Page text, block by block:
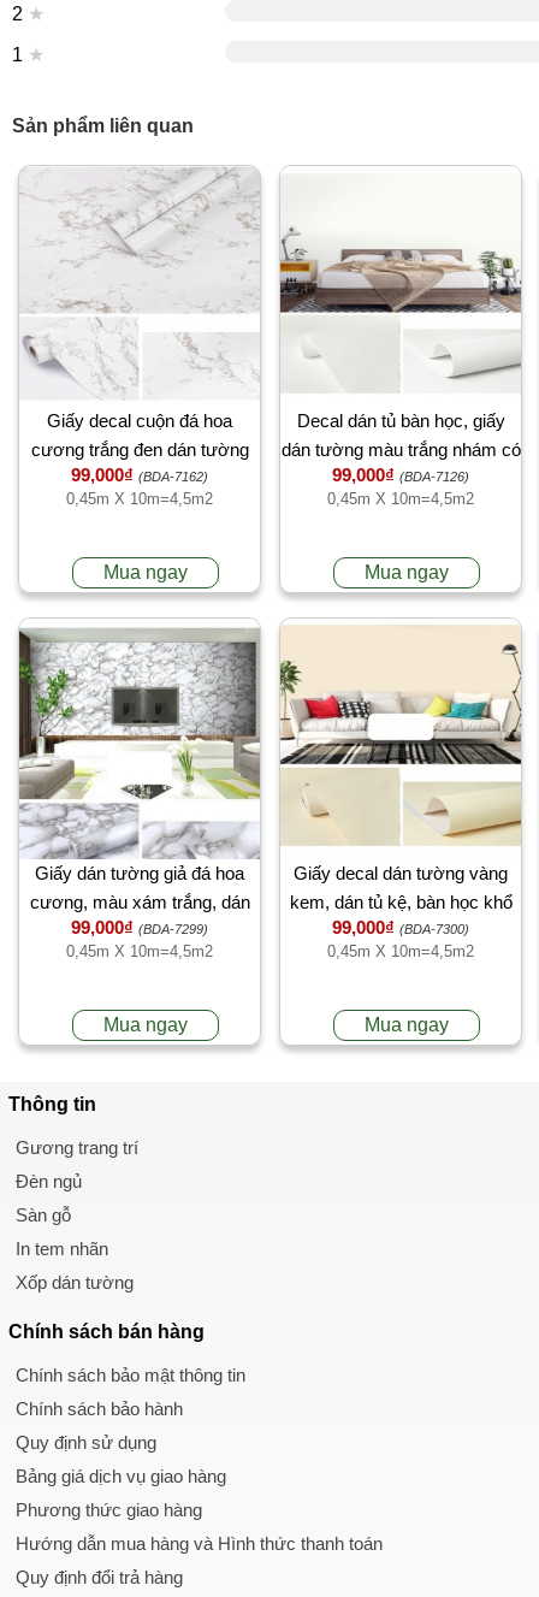
2 ★
1 ★
Sản phẩm liên quan
Giấy decal cuộn đá hoa
cương trắng đen dán tường
bàn tủ kệ 45cm x 10m
99,000₫ (BDA-7162)
0,45m X 10m=4,5m2
Mua ngay
Decal dán tủ bàn học, giấy
dán tường màu trắng nhám có
họa tiết vân đẹp, chống nước,
rộng 45cm dài 10 mét
99,000₫ (BDA-7126)
0,45m X 10m=4,5m2
Mua ngay
Giấy dán tường giả đá hoa
cương, màu xám trắng, dán
tường văn phòng công ty, cao
cấp tại TPHCM
99,000₫ (BDA-7299)
0,45m X 10m=4,5m2
Mua ngay
Giấy decal dán tường vàng
kem, dán tủ kệ, bàn học khổ
45cm x 10 mét
99,000₫ (BDA-7300)
0,45m X 10m=4,5m2
Mua ngay
Thông tin
Gương trang trí
Đèn ngủ
Sàn gỗ
In tem nhãn
Xốp dán tường
Chính sách bán hàng
Chính sách bảo mật thông tin
Chính sách bảo hành
Quy định sử dụng
Bảng giá dịch vụ giao hàng
Phương thức giao hàng
Hướng dẫn mua hàng và Hình thức thanh toán
Quy định đổi trả hàng